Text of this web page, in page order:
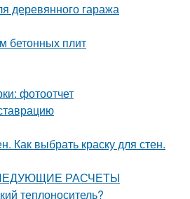
деревянного гаража
бетонных плит
фотоотчет
Как выбрать краску для стен.
РАСЧЕТЫ
теплоноситель?